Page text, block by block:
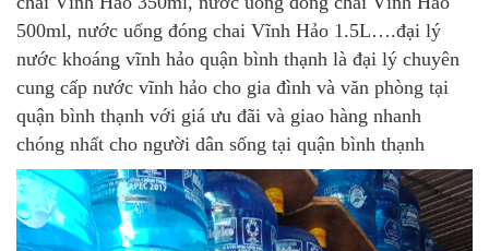
500ml, nước uống đóng chai Vĩnh Hảo 1.5L….đại lý
nước khoáng vĩnh hảo quận bình thạnh là đại lý chuyên
cung cấp nước vĩnh hảo cho gia đình và văn phòng tại
quận bình thạnh với giá ưu đãi và giao hàng nhanh
chóng nhất cho người dân sống tại quận bình thạnh